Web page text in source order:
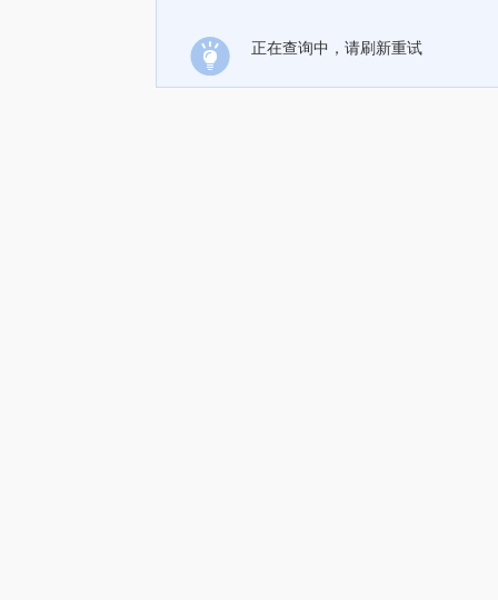
正在查询中，请刷新重试